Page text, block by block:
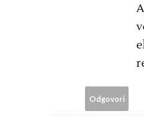
Odgovori